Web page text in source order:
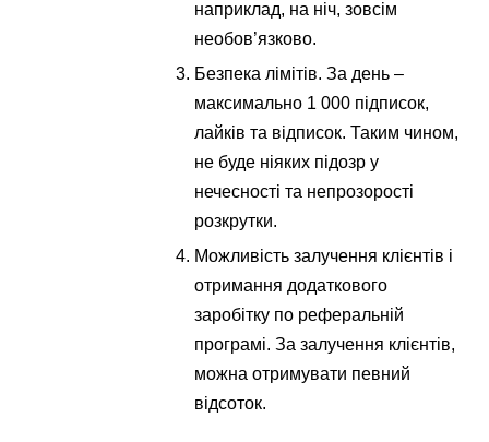
наприклад, на ніч, зовсім
необов’язково.
Безпека лімітів. За день –
максимально 1 000 підписок,
лайків та відписок. Таким чином,
не буде ніяких підозр у
нечесності та непрозорості
розкрутки.
Можливість залучення клієнтів і
отримання додаткового
заробітку по реферальній
програмі. За залучення клієнтів,
можна отримувати певний
відсоток.